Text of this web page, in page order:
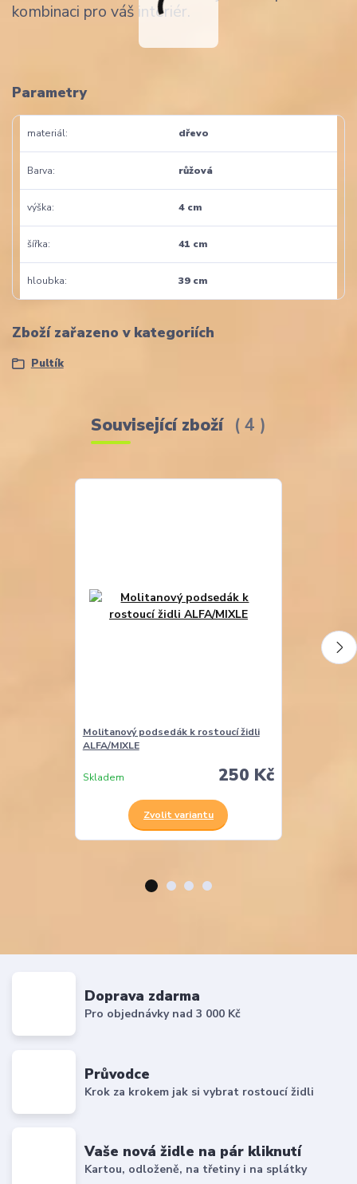
kombinaci pro váš interiér.
Parametry
materiál dřevo
Barva růžová
výška 4 cm
šířka 41 cm
hloubka 39 cm
Zboží zařazeno v kategoriích
Pultík
Související zboží 4
Molitanový podsedák k rostoucí židli
ALFA/MIXLE
250 Kč
Skladem
Zvolit variantu
Doprava zdarma
Pro objednávky nad 3 000 Kč
Průvodce
Krok za krokem jak si vybrat rostoucí židli
Vaše nová židle na pár kliknutí
Kartou, odloženě, na třetiny i na splátky